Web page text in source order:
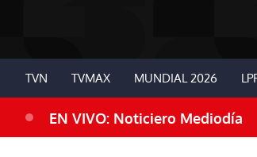
TVN TVMAX MUNDIAL 2026
EN VIVO: Noticiero Mediodía